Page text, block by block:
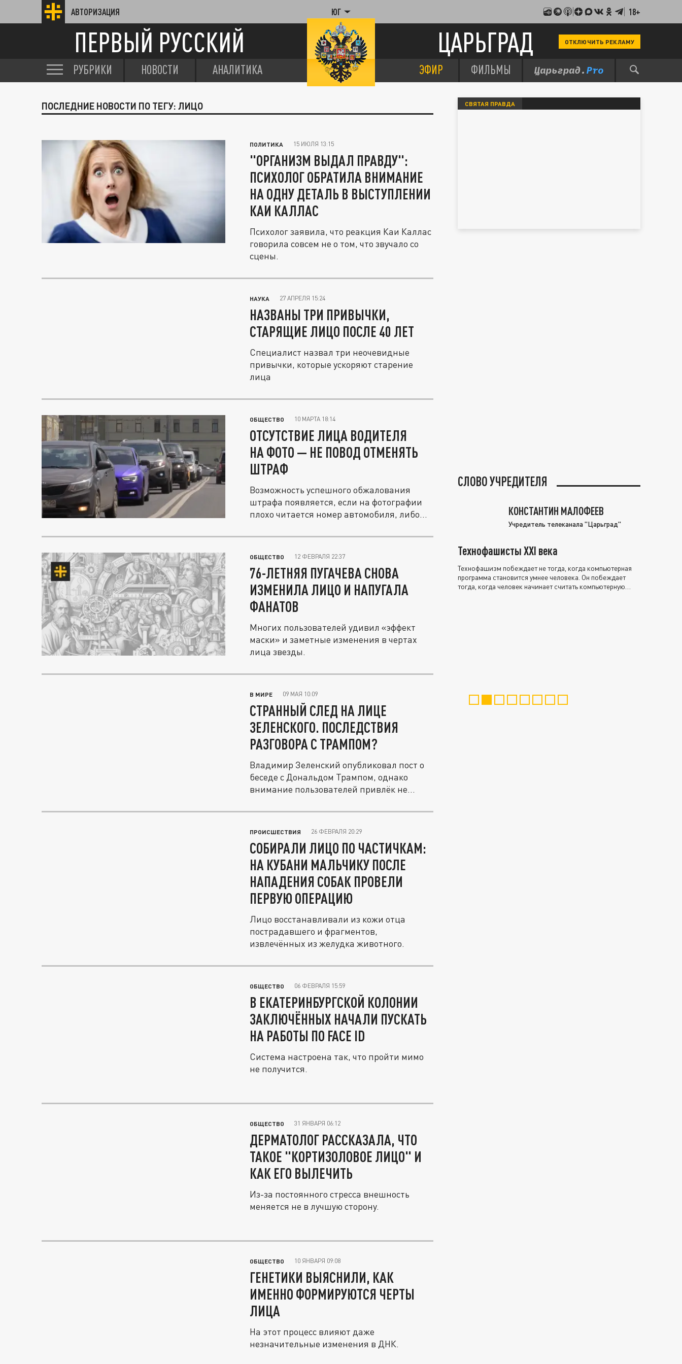
АВТОРИЗАЦИЯ ЮГ 18+
ПЕРВЫЙ РУССКИЙ ЦАРЬГРАД ОТКЛЮЧИТЬ РЕКЛАМУ
РУБРИКИ НОВОСТИ АНАЛИТИКА ЭФИР ФИЛЬМЫ
ПОСЛЕДНИЕ НОВОСТИ ПО ТЕГУ: ЛИЦО
ПОЛИТИКА 15 ИЮЛЯ 13:15
"ОРГАНИЗМ ВЫДАЛ ПРАВДУ":
ПСИХОЛОГ ОБРАТИЛА ВНИМАНИЕ
НА ОДНУ ДЕТАЛЬ В ВЫСТУПЛЕНИИ
КАИ КАЛЛАС
Психолог заявила, что реакция Каи Каллас
говорила совсем не о том, что звучало со
сцены.
НАУКА 27 АПРЕЛЯ 15:24
НАЗВАНЫ ТРИ ПРИВЫЧКИ,
СТАРЯЩИЕ ЛИЦО ПОСЛЕ 40 ЛЕТ
Специалист назвал три неочевидные
привычки, которые ускоряют старение
лица
ОБЩЕСТВО 10 МАРТА 18:14
ОТСУТСТВИЕ ЛИЦА ВОДИТЕЛЯ
НА ФОТО — НЕ ПОВОД ОТМЕНЯТЬ
ШТРАФ
Возможность успешного обжалования
штрафа появляется, если на фотографии
плохо читается номер автомобиля, либо...
ОБЩЕСТВО 12 ФЕВРАЛЯ 22:37
76-ЛЕТНЯЯ ПУГАЧЕВА СНОВА
ИЗМЕНИЛА ЛИЦО И НАПУГАЛА
ФАНАТОВ
Многих пользователей удивил «эффект
маски» и заметные изменения в чертах
лица звезды.
В МИРЕ 09 МАЯ 10:09
СТРАННЫЙ СЛЕД НА ЛИЦЕ
ЗЕЛЕНСКОГО. ПОСЛЕДСТВИЯ
РАЗГОВОРА С ТРАМПОМ?
Владимир Зеленский опубликовал пост о
беседе с Дональдом Трампом, однако
внимание пользователей привлёк не...
ПРОИСШЕСТВИЯ 26 ФЕВРАЛЯ 20:29
СОБИРАЛИ ЛИЦО ПО ЧАСТИЧКАМ:
НА КУБАНИ МАЛЬЧИКУ ПОСЛЕ
НАПАДЕНИЯ СОБАК ПРОВЕЛИ
ПЕРВУЮ ОПЕРАЦИЮ
Лицо восстанавливали из кожи отца
пострадавшего и фрагментов,
извлечённых из желудка животного.
ОБЩЕСТВО 06 ФЕВРАЛЯ 15:59
В ЕКАТЕРИНБУРГСКОЙ КОЛОНИИ
ЗАКЛЮЧЁННЫХ НАЧАЛИ ПУСКАТЬ
НА РАБОТЫ ПО FACE ID
Система настроена так, что пройти мимо
не получится.
ОБЩЕСТВО 31 ЯНВАРЯ 06:12
ДЕРМАТОЛОГ РАССКАЗАЛА, ЧТО
ТАКОЕ "КОРТИЗОЛОВОЕ ЛИЦО" И
КАК ЕГО ВЫЛЕЧИТЬ
Из-за постоянного стресса внешность
меняется не в лучшую сторону.
ОБЩЕСТВО 10 ЯНВАРЯ 09:08
ГЕНЕТИКИ ВЫЯСНИЛИ, КАК
ИМЕННО ФОРМИРУЮТСЯ ЧЕРТЫ
ЛИЦА
На этот процесс влияют даже
незначительные изменения в ДНК.
СВЯТАЯ ПРАВДА
СЛОВО УЧРЕДИТЕЛЯ
КОНСТАНТИН МАЛОФЕЕВ
Учредитель телеканала "Царьград"
Технофашисты XXI века
Технофашизм побеждает не тогда, когда компьютерная
программа становится умнее человека. Он побеждает
тогда, когда человек начинает считать компьютерную